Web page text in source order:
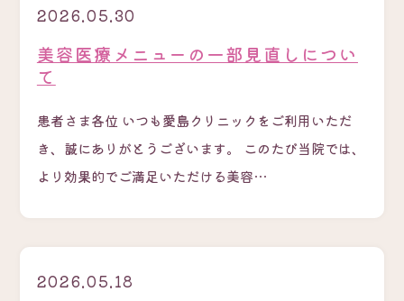
2026.05.30
美容医療メニューの一部見直しについ
て
患者さま各位 いつも愛島クリニックをご利用いただ
き、誠にありがとうございます。 このたび当院では、
より効果的でご満足いただける美容…
2026.05.18